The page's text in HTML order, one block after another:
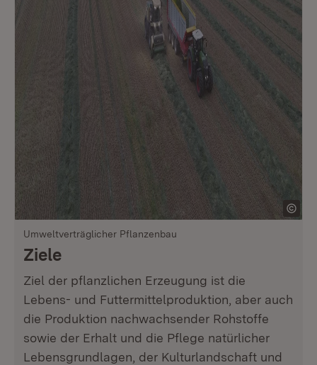
Umweltverträglicher Pflanzenbau
Ziele
Ziel der pflanzlichen Erzeugung ist die
Lebens- und Futtermittelproduktion, aber auch
die Produktion nachwachsender Rohstoffe
sowie der Erhalt und die Pflege natürlicher
Lebensgrundlagen, der Kulturlandschaft und